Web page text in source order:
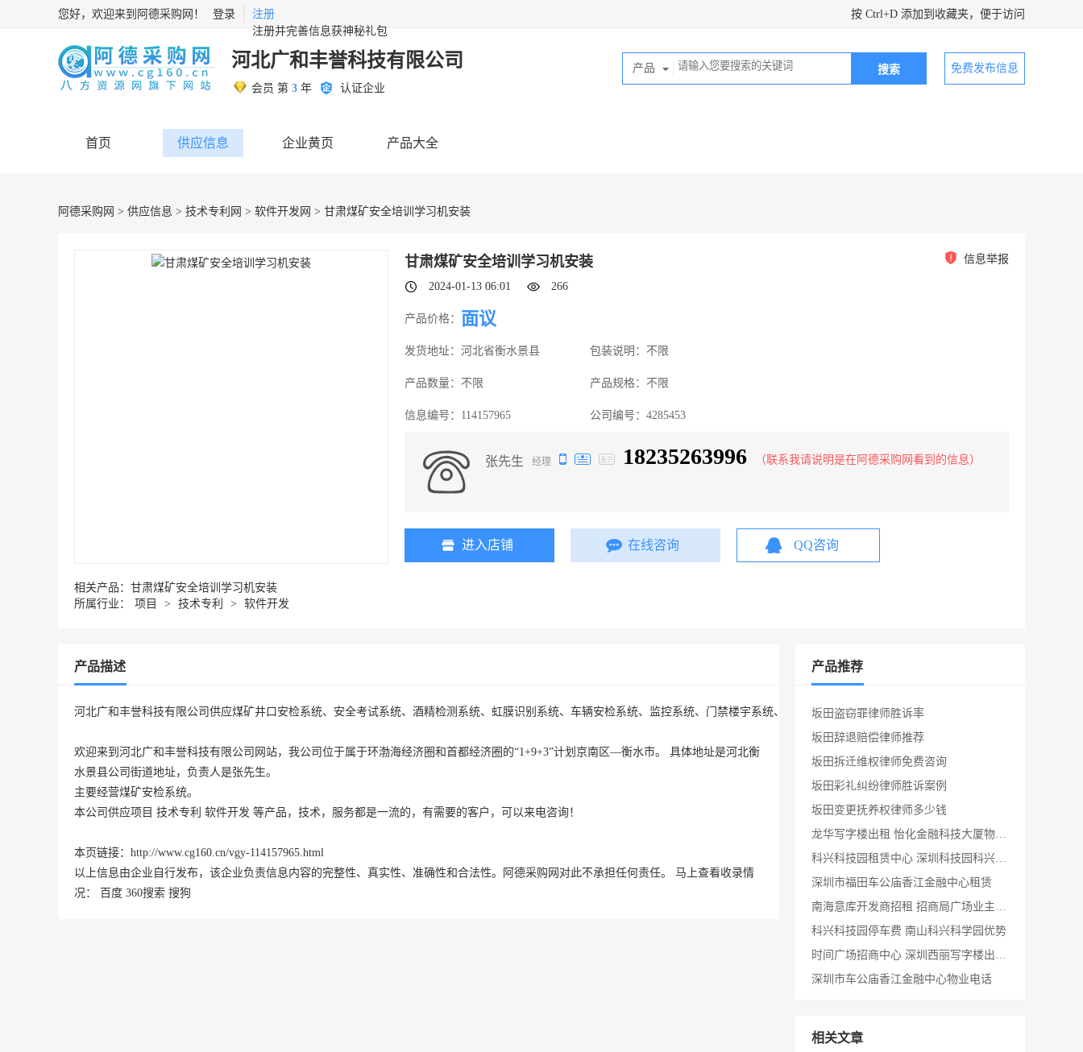
您好，欢迎来到阿德采购网！ 登录
注册
注册并完善信息获神秘礼包
按 Ctrl+D 添加到收藏夹，便于访问
河北广和丰誉科技有限公司
会员 第 3 年 认证企业
产品 免费发布信息
首页 供应信息 企业黄页 产品大全
阿德采购网 > 供应信息 > 技术专利网 > 软件开发网 > 甘肃煤矿安全培训学习机安装
甘肃煤矿安全培训学习机安装
2024-01-13 06:01 266
产品价格： 面议
发货地址： 河北省衡水景县 包装说明： 不限
产品数量： 不限 产品规格： 不限
信息编号： 114157965 公司编号： 4285453
张先生 经理 18235263996 （联系我请说明是在阿德采购网看到的信息）
进入店铺 在线咨询 QQ咨询
信息举报
相关产品： 甘肃煤矿安全培训学习机安装
所属行业：
项目 > 技术专利 > 软件开发
产品描述
河北广和丰誉科技有限公司供应煤矿井口安检系统、安全考试系统、酒精检测系统、虹膜识别系统、车辆安检系统、监控系统、门禁楼宇系统、停车场管理系统等安防系统。公司有研发团队及技术人员，
欢迎来到河北广和丰誉科技有限公司网站，我公司位于属于环渤海经济圈和首都经济圈的“1+9+3”计划京南区—衡水市。 具体地址是河北衡
水景县公司街道地址，负责人是张先生。
主要经营煤矿安检系统。
本公司供应项目 技术专利 软件开发 等产品，技术，服务都是一流的，有需要的客户，可以来电咨询！
本页链接： http://www.cg160.cn/vgy-114157965.html
以上信息由企业自行发布，该企业负责信息内容的完整性、真实性、准确性和合法性。阿德采购网对此不承担任何责任。
马上查看收录情
况：
百度 360搜索 搜狗
产品推荐
坂田盗窃罪律师胜诉率
坂田辞退赔偿律师推荐
坂田拆迁维权律师免费咨询
坂田彩礼纠纷律师胜诉案例
坂田变更抚养权律师多少钱
龙华写字楼出租 怡化金融科技大厦物业电话
科兴科技园租赁中心 深圳科技园科兴科学园健身房
深圳市福田车公庙香江金融中心租赁
南海意库开发商招租 招商局广场业主直租
科兴科技园停车费 南山科兴科学园优势
时间广场招商中心 深圳西丽写字楼出租开发商招租
深圳市车公庙香江金融中心物业电话
相关文章